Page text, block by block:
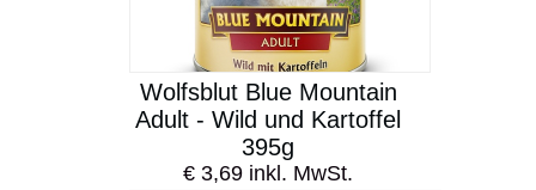
Wolfsblut Blue Mountain
Adult - Wild und Kartoffel
395g
€ 3,69 inkl. MwSt.